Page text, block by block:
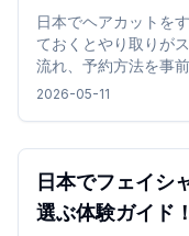
日本でヘアカットを
ておくとやり取りが
流れ、予約方法を事
着いて利用しやすくな
2026-05-11
日本でフェイシ
選ぶ体験ガイド！